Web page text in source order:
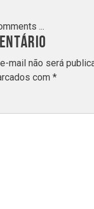
...
mail não será
com *